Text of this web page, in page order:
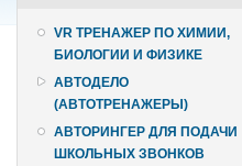
VR ТРЕНАЖЕР ПО ХИМИИ,
БИОЛОГИИ И ФИЗИКЕ
АВТОДЕЛО
(АВТОТРЕНАЖЕРЫ)
АВТОРИНГЕР ДЛЯ ПОДАЧИ
ШКОЛЬНЫХ ЗВОНКОВ